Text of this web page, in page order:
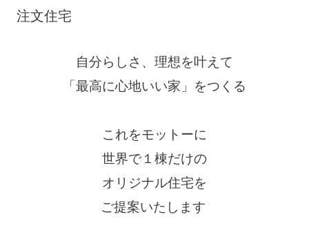
注文住宅
自分らしさ、理想を叶えて
「最高に心地いい家」をつくる
これをモットーに
世界で１棟だけの
オリジナル住宅を
ご提案いたします